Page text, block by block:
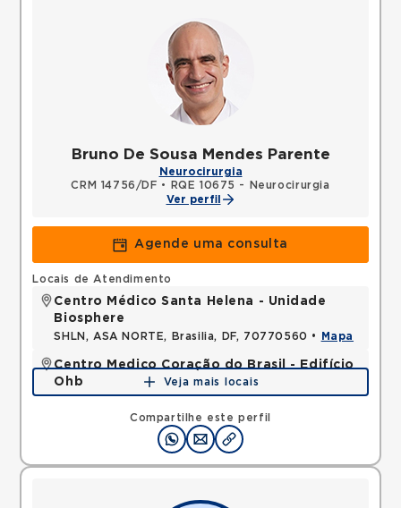
Bruno De Sousa Mendes Parente
Neurocirurgia
CRM 14756/DF •
RQE 10675 - Neurocirurgia
Ver perfil
Agende uma consulta
Compartilhe este perfil
Locais de Atendimento
Centro Médico Santa Helena - Unidade
Biosphere
SHLN, ASA NORTE, Brasilia, DF, 70770560 • Mapa
Centro Medico Coração do Brasil - Edifício
Ohb
SHLS, ASA SUL, Brasilia, DF, 70390906 •Mapa
Veja mais locais